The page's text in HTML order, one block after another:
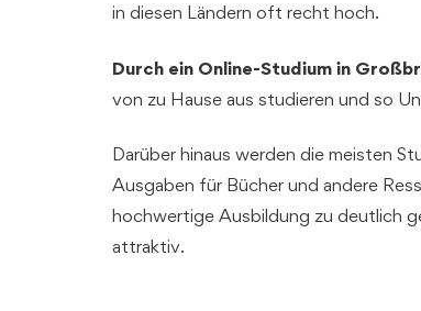
in diesen Ländern oft recht hoch.
Durch ein Online-Studium in
von zu Hause aus studieren und so
Darüber hinaus werden die meisten
Ausgaben für Bücher und andere
hochwertige Ausbildung zu deutlich
attraktiv.